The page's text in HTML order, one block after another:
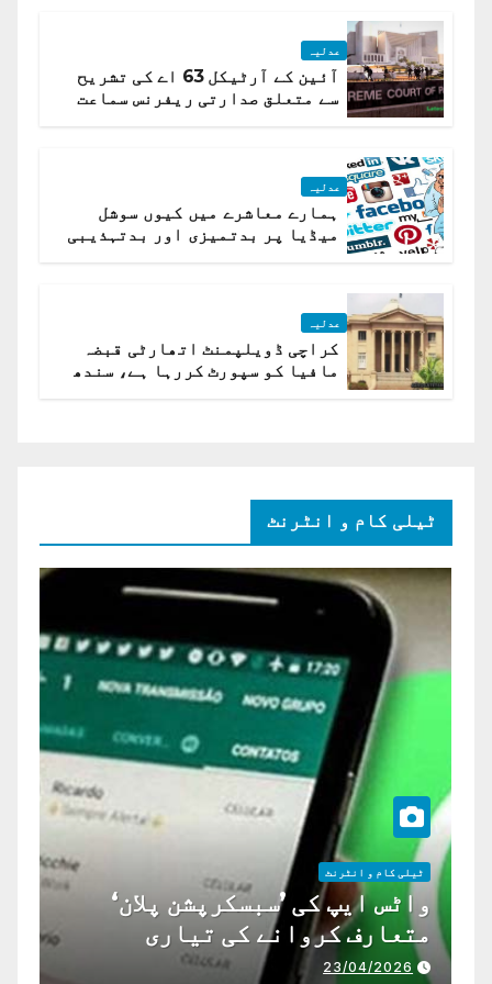
عدلیہ
آئین کے آرٹیکل 63 اے کی تشریح
سے متعلق صدارتی ریفرنس سماعت
عدلیہ
ہمارے معاشرے میں کیوں سوشل
میڈیا پر بدتمیزی اور بدتہذیبی
عدلیہ
کراچی ڈویلپمنٹ اتھارٹی قبضہ
مافیا کو سپورٹ کررہا ہے، سندھ
ٹیلی کام و انٹرنٹ
ٹیلی کام و انٹرنٹ
واٹس ایپ کی ’سبسکرپشن پلان‘
متعارف کروانے کی تیاری
23/04/2026